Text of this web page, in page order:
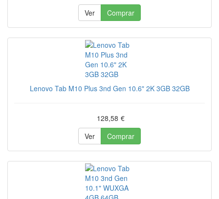
Ver
Comprar
Lenovo Tab M10 Plus 3nd Gen 10.6" 2K 3GB 32GB
128,58 €
Ver
Comprar